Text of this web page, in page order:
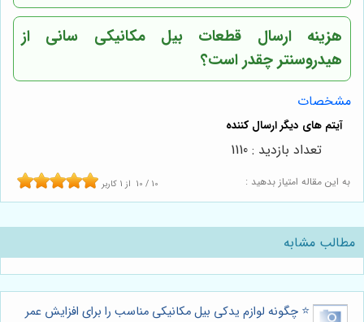
هزینه ارسال قطعات بیل مکانیکی سانی از
هیدروسنتر چقدر است؟
مشخصات
به این مقاله امتیاز بدهید : 10 / 10 از 1 کاربر
تعداد بازدید : 1110
مطالب مشابه
⭐️ چگونه لوازم یدکی بیل مکانیکی مناسب را برای افزایش عمر